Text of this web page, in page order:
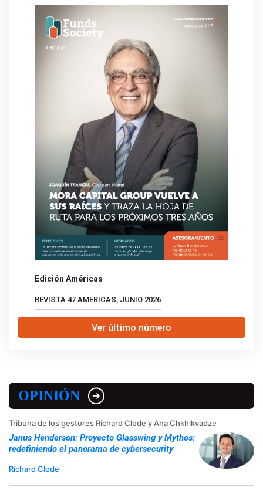
Edición Américas
REVISTA 47 AMERICAS, JUNIO 2026
Ver último número
OPINIÓN
Tribuna de los gestores Richard Clode y Ana Chkhikvadze
Janus Henderson: Proyecto Glasswing y Mythos:
redefiniendo el panorama de cybersecurity
Richard Clode